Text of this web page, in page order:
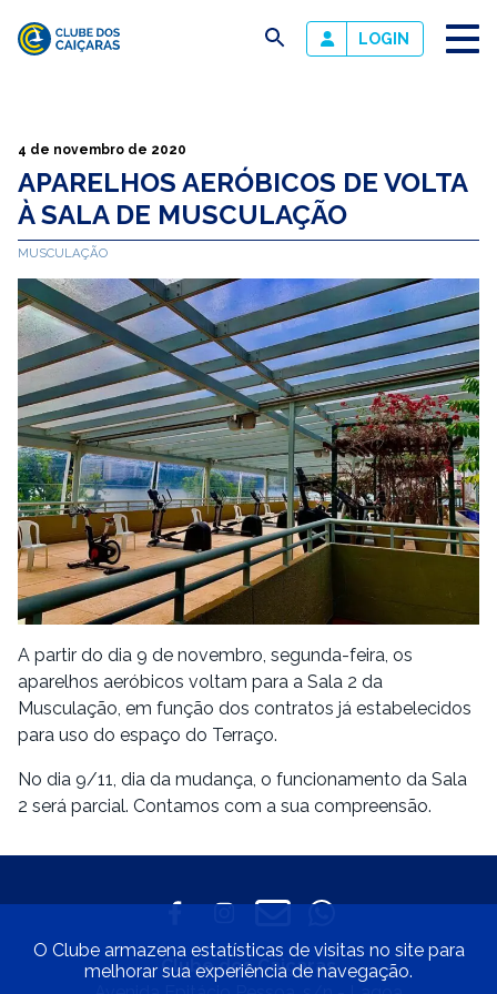
Caiçaras
busca LOGIN
4 de novembro de 2020
APARELHOS AERÓBICOS DE VOLTA
À SALA DE MUSCULAÇÃO
MUSCULAÇÃO
A partir do dia 9 de novembro, segunda-feira, os
aparelhos aeróbicos voltam para a Sala 2 da
Musculação, em função dos contratos já estabelecidos
para uso do espaço do Terraço.
No dia 9/11, dia da mudança, o funcionamento da Sala
2 será parcial. Contamos com a sua compreensão.
Clube dos Caiçaras
O Clube armazena estatísticas de visitas no site para
melhorar sua experiência de navegação.